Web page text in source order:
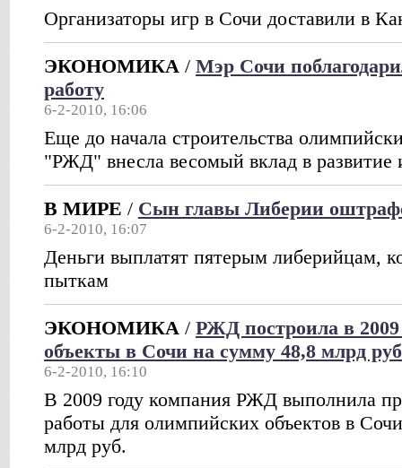
Организаторы игр в Сочи доставили в
ЭКОНОМИКА / Мэр Сочи
работу
6-2-2010, 16:06
Еще до начала строительства
"РЖД" внесла весомый вклад в развитие
В МИРЕ / Сын главы Либерии
6-2-2010, 16:07
Деньги выплатят пятерым либерийцам,
пыткам
ЭКОНОМИКА / РЖД построила в
объекты в Сочи на сумму 48,8 млрд руб
6-2-2010, 16:10
В 2009 году компания РЖД выполнила
работы для олимпийских объектов в
млрд руб.